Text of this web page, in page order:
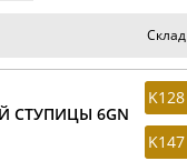
Склад
СТУПИЦЫ 6GN
K128
K147